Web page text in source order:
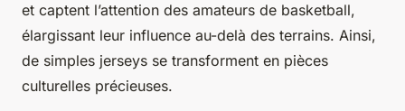
et captent l’attention des amateurs de basketball,
élargissant leur influence au-delà des terrains. Ainsi,
de simples jerseys se transforment en pièces
culturelles précieuses.